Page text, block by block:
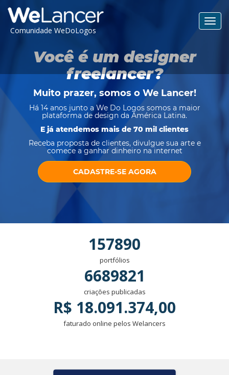
Comunidade WeDoLogos
Você é um designer
freelancer?
Muito prazer, somos o We Lancer!
Há 14 anos junto a We Do Logos somos a maior
plataforma de design da América Latina.
E já atendemos mais de 70 mil clientes
Receba proposta de clientes, divulgue sua arte e
comece a ganhar dinheiro na internet
CADASTRE-SE AGORA
157890
portfólios
6689821
criações publicadas
R$ 18.091.374,00
faturado online pelos Welancers